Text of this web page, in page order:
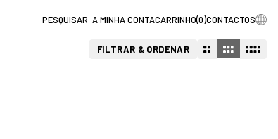
A MINHA CONTACARRINHO(0)CONTACTOS
FILTRAR & ORDENAR